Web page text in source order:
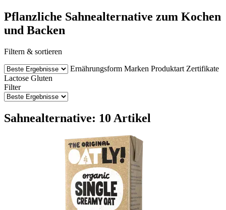
Pflanzliche Sahnealternative zum Kochen
und Backen
Filtern & sortieren
Ernährungsform Marken Produktart Zertifikate
Lactose Gluten
Filter
Sahnealternative: 10 Artikel